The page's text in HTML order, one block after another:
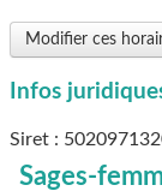
Modifier ces
Infos
Siret :
Sages-